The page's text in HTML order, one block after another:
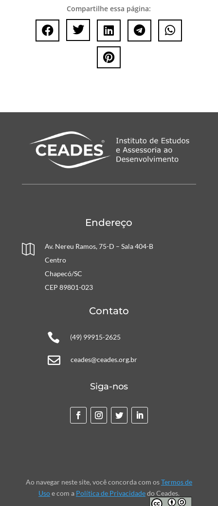
Compartilhe essa página:
    

Endereço

Av. Nereu Ramos, 75-D – Sala 404-B
Centro
Chapecó/SC
CEP 89801-023
Contato
 (49) 99915-2625
 ceades@ceades.org.br
Siga-nos
Ao navegar neste site, você concorda com osTermos de
Usoe com a Política de Privacidadedo Ceades.